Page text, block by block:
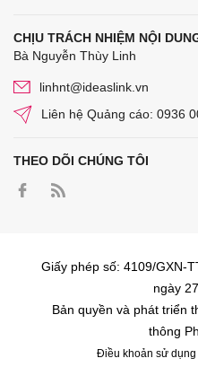
CHỊU TRÁCH NHIỆM NỘI
Bà Nguyễn Thùy Linh
linhnt@ideaslink.vn
Liên hệ Quảng cáo: 0936
THEO DÕI CHÚNG TÔI
Giấy phép số: 4109/GXN-
ngày
Bản quyền và phát triển
thông
Điều khoản sử dụng